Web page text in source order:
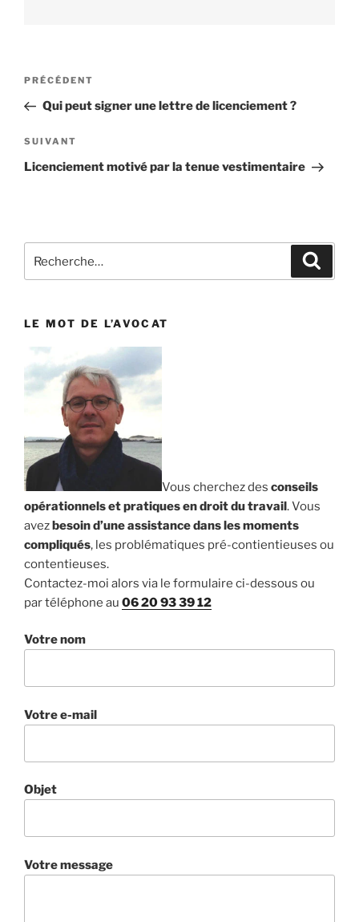
Navigation
l’article
Article
précédent
PRÉCÉDENT
Qui peut signer une lettre de licenciement ?
Article
suivant
SUIVANT
Licenciement motivé par la tenue vestimentaire
LE MOT DE L’AVOCAT
Vous cherchez des conseils
opérationnels et pratiques en droit du travail. Vous
avezbesoin d’une assistance dans les moments
compliqués, les problématiques pré-contientieuses ou
contentieuses.
Contactez-moi alors via le formulaire ci-dessous ou
par téléphone au 06 20 93 39 12
Votre nom
Votre e-mail
Objet
Votre message